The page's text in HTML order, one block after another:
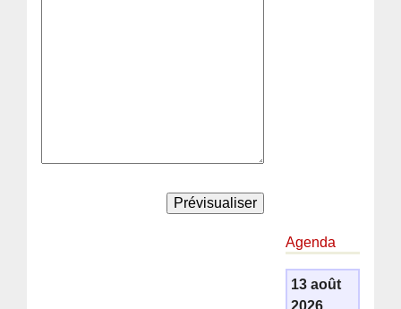
Agenda
13 août
2026